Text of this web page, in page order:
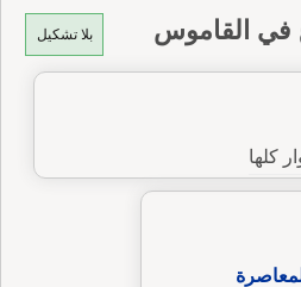
بلا تشكيل في القاموس
كلها